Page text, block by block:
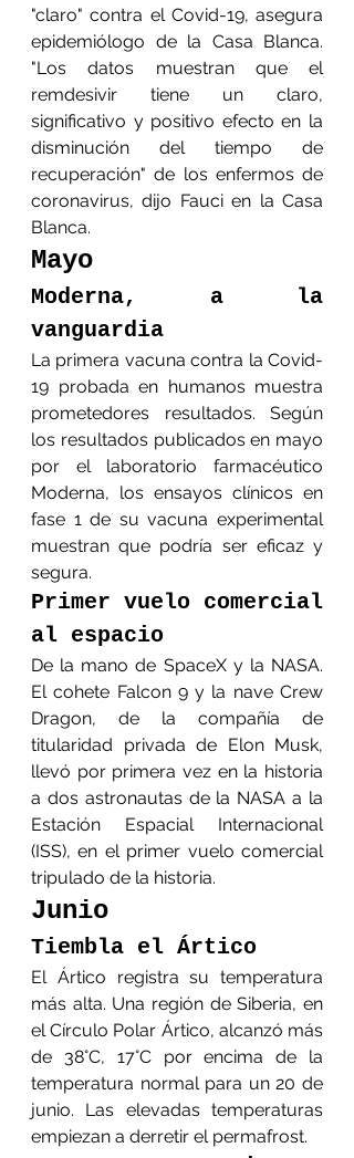
"claro" contra el Covid-19, asegura
epidemiólogo de la Casa Blanca.
"Los datos muestran que el
remdesivir tiene un claro,
significativo y positivo efecto en la
disminución del tiempo de
recuperación" de los enfermos de
coronavirus, dijo Fauci en la Casa
Blanca.
Mayo
Moderna, a la
vanguardia
La primera vacuna contra la Covid-
19 probada en humanos muestra
prometedores resultados. Según
los resultados publicados en mayo
por el laboratorio farmacéutico
Moderna, los ensayos clínicos en
fase 1 de su vacuna experimental
muestran que podría ser eficaz y
segura.
Primer vuelo comercial
al espacio
De la mano de SpaceX y la NASA.
El cohete Falcon 9 y la nave Crew
Dragon, de la compañía de
titularidad privada de Elon Musk,
llevó por primera vez en la historia
a dos astronautas de la NASA a la
Estación Espacial Internacional
(ISS), en el primer vuelo comercial
tripulado de la historia.
Junio
Tiembla el Ártico
El Ártico registra su temperatura
más alta. Una región de Siberia, en
el Círculo Polar Ártico, alcanzó más
de 38°C, 17°C por encima de la
temperatura normal para un 20 de
junio. Las elevadas temperaturas
empiezan a derretir el permafrost.